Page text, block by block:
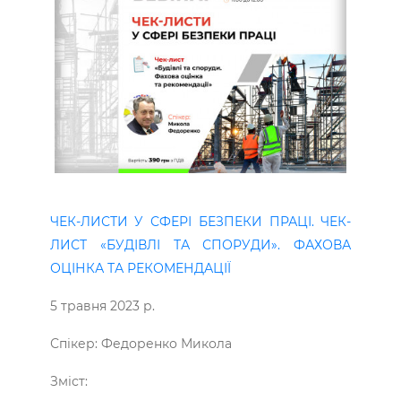
ЧЕК-ЛИСТИ У СФЕРІ БЕЗПЕКИ ПРАЦІ. ЧЕК-
ЛИСТ «БУДІВЛІ ТА СПОРУДИ». ФАХОВА
ОЦІНКА ТА РЕКОМЕНДАЦІЇ
5 травня 2023 р.
Спікер: Федоренко Микола
Зміст: